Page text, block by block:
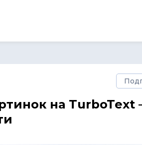
на TurboText